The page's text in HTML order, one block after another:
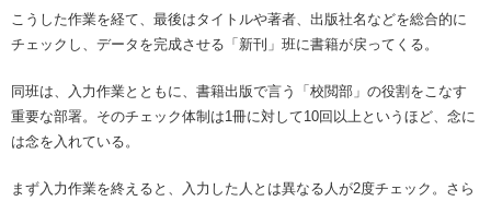
こうした作業を経て、最後はタイトルや著者、出版社名などを総合的に
チェックし、データを完成させる「新刊」班に書籍が戻ってくる。
同班は、入力作業とともに、書籍出版で言う「校閲部」の役割をこなす
重要な部署。そのチェック体制は1冊に対して10回以上というほど、念に
は念を入れている。
まず入力作業を終えると、入力した人とは異なる人が2度チェック。さら